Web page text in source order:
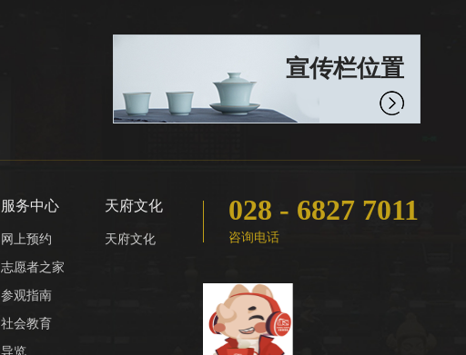
宣传栏位置
服务中心
网上预约
志愿者之家
参观指南
社会教育
导览
天府文化
天府文化
028 - 6827 7011
咨询电话